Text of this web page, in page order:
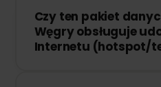
dowolnym momencie
ponownej instalacji
zalogować się na swoje
Czy ten pakiet
Węgry obsługuje
Internetu (hotspot/